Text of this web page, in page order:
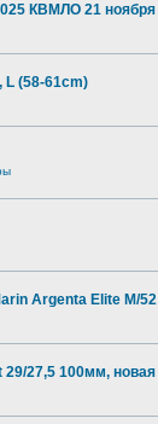
КВМЛО 21 ноября
L (58-61cm)
Argenta Elite M/52
29/27,5 100мм, новая